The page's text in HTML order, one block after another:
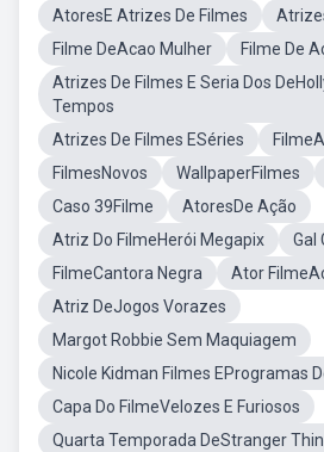
AtoresE Atrizes De Filmes
Filme DeAcao Mulher
Filme De
Atrizes De Filmes E Seria Dos
Tempos
Atrizes De Filmes ESéries
FilmesNovos
WallpaperFilmes
Caso 39Filme
AtoresDe Ação
Atriz Do FilmeHerói Megapix
Gal
FilmeCantora Negra
Ator
Atriz DeJogos Vorazes
Margot Robbie Sem Maquiagem
Nicole Kidman Filmes EProgramas
Capa Do FilmeVelozes E Furiosos
Quarta Temporada DeStranger